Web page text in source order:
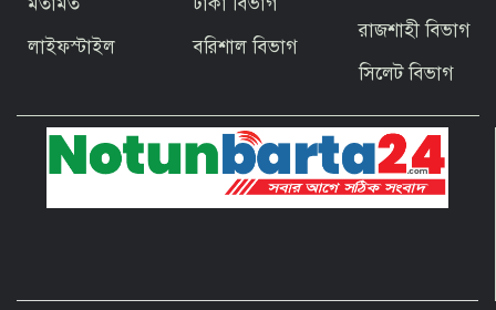
বাগেরহাটের ফকিরহাটে শেষ মুহূর্তে ব্যস্ত সময়
পার করছেন কামারশিল্পীরা
দেশবাসীকে প্রধানমন্ত্রীর ঈদুল আজহার
শুভেচ্ছা
লাইফস্টাইল
বরিশাল বিভাগ
রাজশাহী বিভাগ
সিলেট বিভাগ